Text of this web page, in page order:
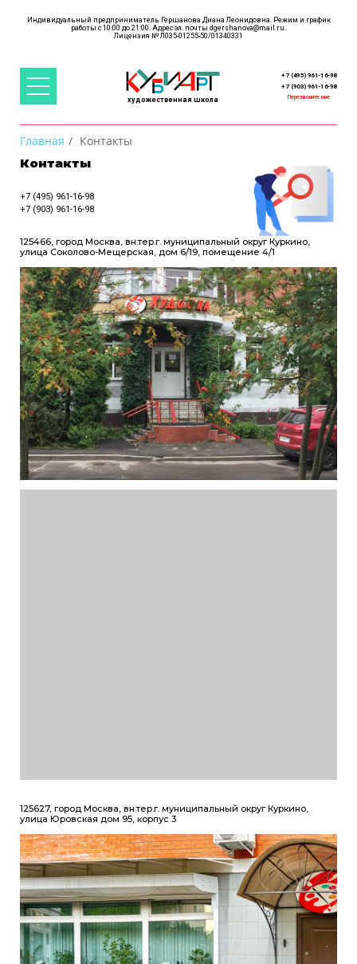
Индивидуальный предприниматель Гершанова Диана Леонидовна. Режим и график
работы с 10:00 до 21:00. Адрес эл. почты dgershanova@mail.ru.
художественная школа
+ 7 (495) 961-16-98
+ 7 (903) 961-16-98
Перезвоните мне
Главная
Контакты
Контакты
+7 (495) 961-16-98
+7 (903) 961-16-98
125466, город Москва, вн.тер.г. муниципальный округ Куркино,
улица Соколово-Мещерская, дом 6/19, помещение 4/1
125627, город Москва, вн.тер.г. муниципальный округ Куркино,
улица Юровская дом 95, корпус 3